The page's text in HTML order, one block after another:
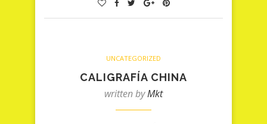
UNCATEGORIZED
CALIGRAFÍA CHINA
written byMkt